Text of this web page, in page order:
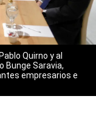
Quirno y al
Bunge Saravia,
empresarios e